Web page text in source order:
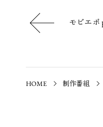
モビエボ
HOME 制作番組